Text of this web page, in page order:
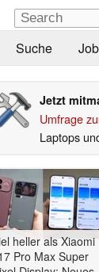
Suche
Jetzt
Umfrage
Laptops
heller als Xiaomi
Pro Max Super